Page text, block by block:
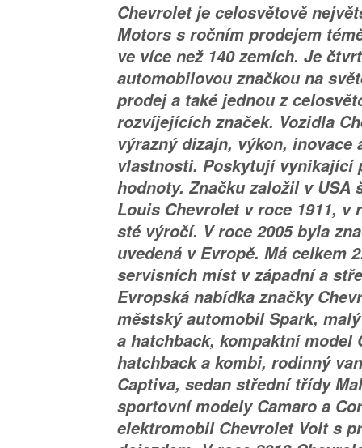
Chevrolet je celosvětově
Motors s ročním prodejem
ve více než 140 zemích. Je
automobilovou značkou na
prodej a také jednou z
rozvíjejících značek. Vozidla
výrazný dizajn, výkon, inovace
vlastnosti. Poskytují vynikající
hodnoty. Značku založil v USA
Louis Chevrolet v roce 1911, v
sté výročí. V roce 2005 byla
uvedená v Evropě. Má celkem
servisních míst v západní a
Evropská nabídka značky
městský automobil Spark,
a hatchback, kompaktní model
hatchback a kombi, rodinný
Captiva, sedan střední třídy
sportovní modely Camaro a
elektromobil Chevrolet Volt s